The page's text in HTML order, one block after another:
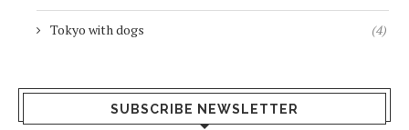
Tokyo with dogs (4)
SUBSCRIBE NEWSLETTER